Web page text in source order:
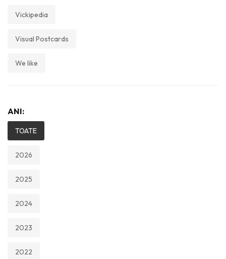
Vickipedia
Visual Postcards
We like
ANI:
TOATE
2026
2025
2024
2023
2022